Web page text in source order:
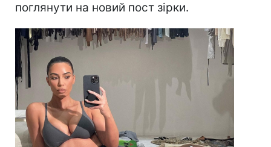
поглянути на новий пост зірки.